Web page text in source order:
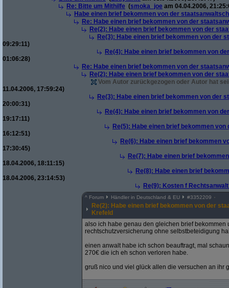
Re: Bitte um Mithilfe (smoka_joe am 04.04.2006,
Habe einen brief bekommen von der
Re: Habe einen brief bekommen von der
Re(2): Habe einen brief bekommen von der
Re(3): Habe einen brief bekommen von der
09:29:11)
Re(4): Habe einen brief bekommen von
01:06:28)
Re: Habe einen brief bekommen von der
Re(2): Habe einen brief bekommen von der
Vom Autor zurückgezogen oder Autor hat
11.04.2006, 17:59:24)
Re(3): Habe einen brief bekommen von der
20:00:31)
Re(4): Habe einen brief bekommen von
19:17:11)
Re(5): Habe einen brief bekommen
16:12:51)
Re(6): Habe einen brief bekommen
17:30:45)
Re(7): Habe einen brief
18.04.2006, 18:11:15)
Re(8): Habe einen brief
18.04.2006, 23:14:53)
Re(9): Kosten f
^ Forum Händler in Deutschland & EU #3352209
Re(2): Habe einen brief bekommen von der
Krefeld
also ich habe genau den gleichen brief
rechtschutzversicherung ohne selbstbeteidigung
einen anwalt habe ich schon beauftragt, mal
270€ die ich eh schon verloren habe.
gruß nico und viel glück allen die versuchen an ihr